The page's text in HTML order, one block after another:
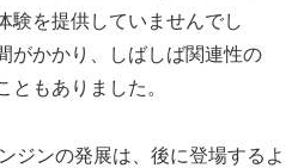
験を提供していませんでし
がかかり、しばしば関連性の
ともありました。
ジンの発展は、後に登場するよ